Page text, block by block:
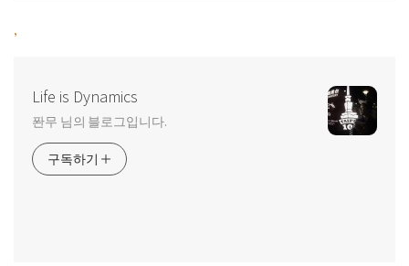
Life is Dynamics
퐌무 님의 블로그입니다.
구독하기